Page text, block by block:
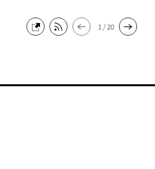
1 / 20